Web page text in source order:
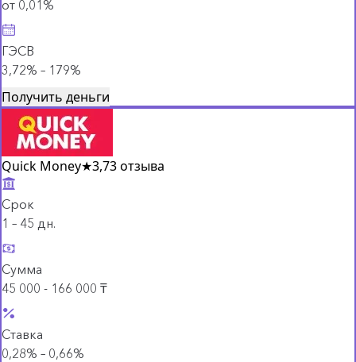
от 0,01%
ГЭСВ
3,72% – 179%
Получить деньги
Quick Money★3,73 отзыва
Срок
1 – 45 дн.
Сумма
45 000 - 166 000 ₸
Ставка
0,28% – 0,66%